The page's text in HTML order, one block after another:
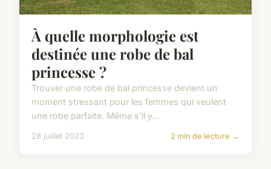
À quelle morphologie est
destinée une robe de bal
princesse ?
Trouver une robe de bal princesse devient un
moment stressant pour les femmes qui veulent
une robe parfaite. Même s'il y...
28 juillet 2023 2 min de lecture →